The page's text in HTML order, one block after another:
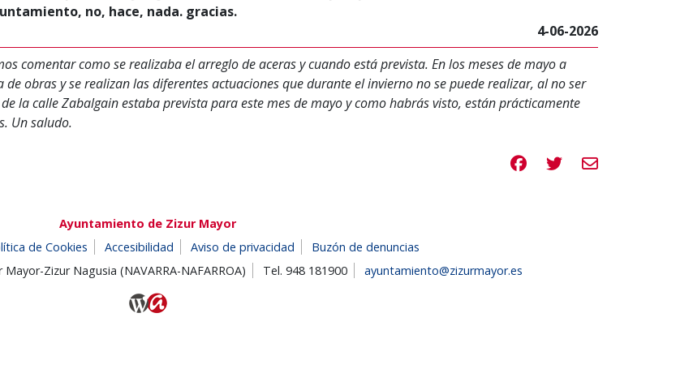
no, hace, nada. gracias.
4-06-2026
comentar como se realizaba el arreglo de aceras y cuando está prevista. En los meses de mayo a
obras y se realizan las diferentes actuaciones que durante el invierno no se puede realizar, al no ser
la calle Zabalgain estaba prevista para este mes de mayo y como habrás visto, están prácticamente
Un saludo.
Compartir en Facebook
Compartir en
Compartir por
Ayuntamiento de Zizur Mayor
de Cookies Accesibilidad Aviso de privacidad
Buzón de denuncias
Zizur Nagusia (NAVARRA-NAFARROA)
Tel. 948 181900 ayuntamiento@zizurmayor.es